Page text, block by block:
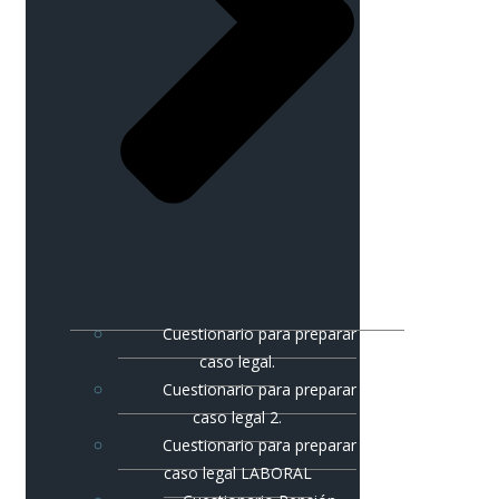
Cuestionario para preparar
caso legal.
Cuestionario para preparar
caso legal 2.
Cuestionario para preparar
caso legal LABORAL